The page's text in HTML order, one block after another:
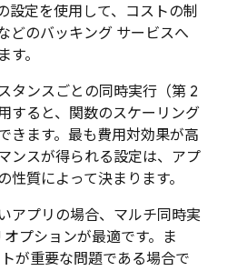
設定を使用して、コストの制
どのバッキング サービスへ
。
タンスごとの同時実行（第 2
すると、関数のスケーリング
ます。 最も費用対効果が高
ンスが得られる設定は、アプ
性質によって決まります。
アプリの場合、マルチ同時実
プションが最適です。ま
が重要な問題である場合で